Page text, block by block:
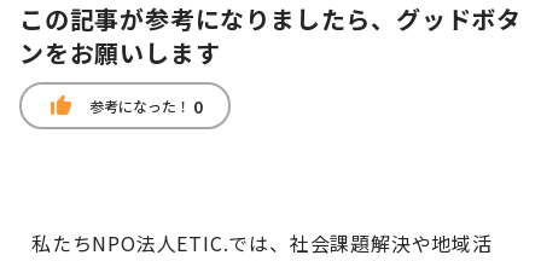
この記事が参考になりましたら、グッドボタ
ンをお願いします
thumb_up 参考になった！ 0
私たちNPO法人ETIC.では、社会課題解決や地域活